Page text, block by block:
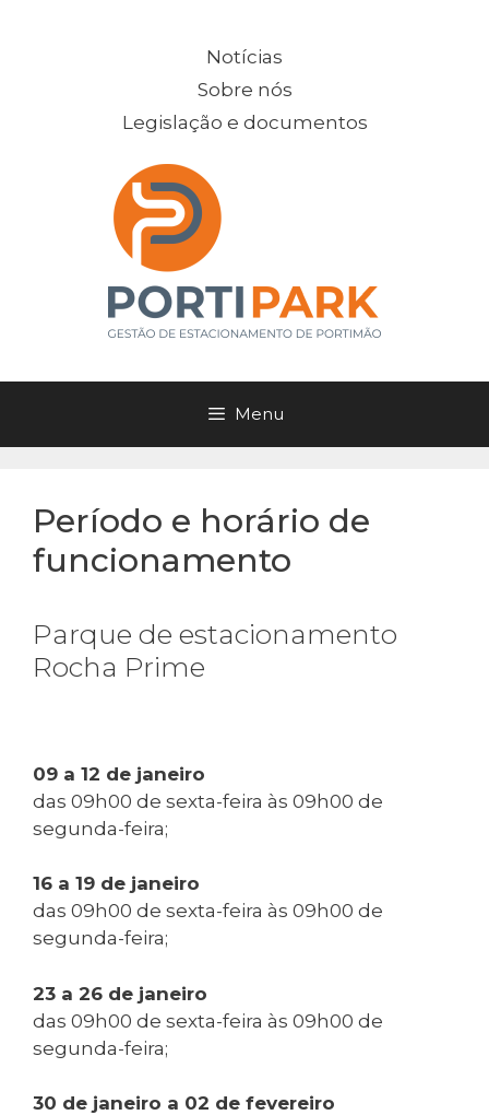
Notícias
Sobre nós
Legislação e documentos
Menu
Período e horário de
funcionamento
Parque de estacionamento
Rocha Prime
09 a 12 de janeiro
das 09h00 de sexta-feira às 09h00 de
segunda-feira;
16 a 19 de janeiro
das 09h00 de sexta-feira às 09h00 de
segunda-feira;
23 a 26 de janeiro
das 09h00 de sexta-feira às 09h00 de
segunda-feira;
30 de janeiro a 02 de fevereiro